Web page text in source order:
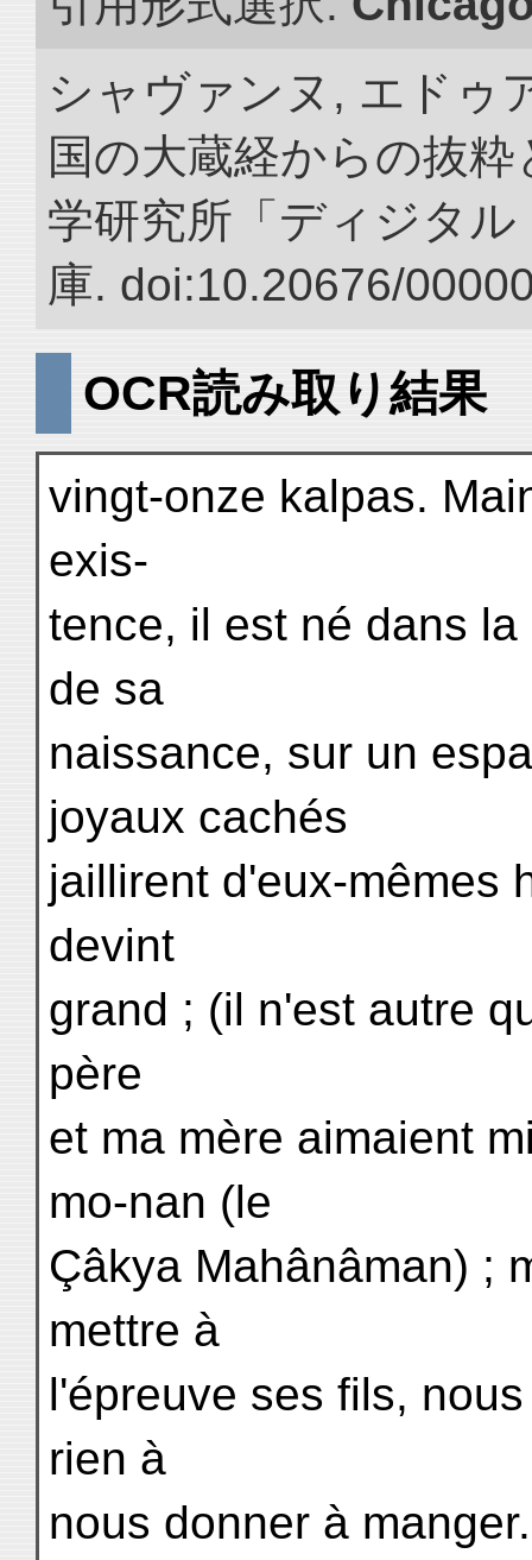
シャヴァンヌ, エドゥ
国の大蔵経からの抜
学研究所「ディジタ
庫. doi:10.20676/
OCR読み取り結果
vingt-onze kalpas.
exis-
tence, il est né dans
de sa
naissance, sur un
joyaux cachés
jaillirent d'eux-mêmes
devint
grand ; (il n'est autre
père
et ma mère aimaient
mo-nan (le
Çâkya Mahânâman) ;
mettre à
l'épreuve ses fils,
rien à
nous donner à